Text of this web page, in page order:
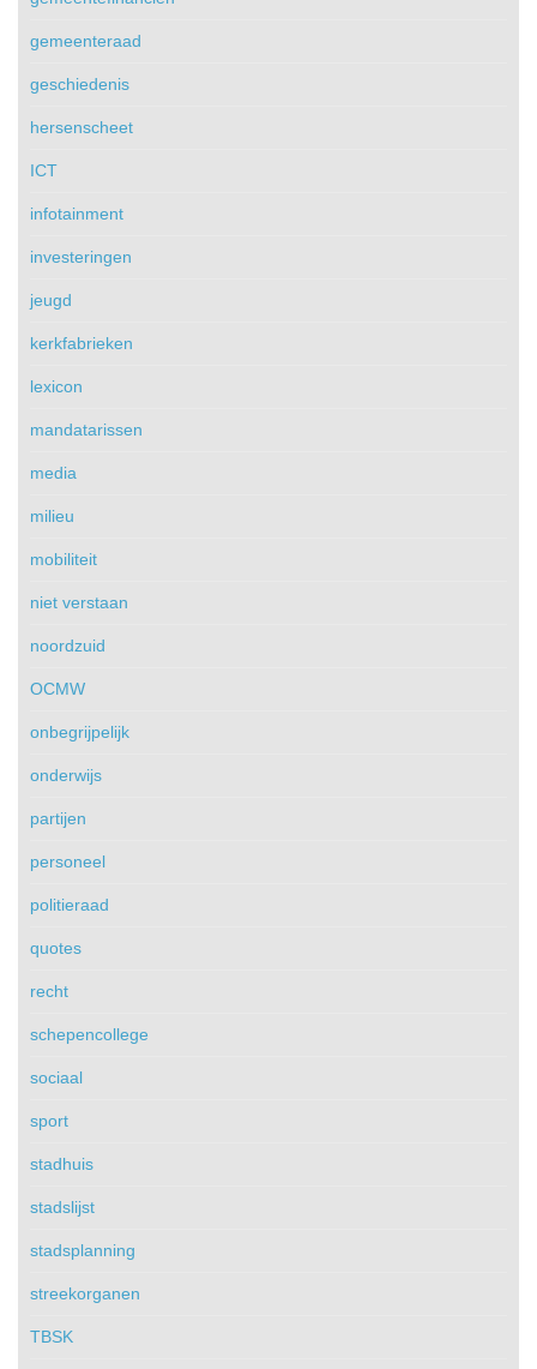
gemeenteraad
geschiedenis
hersenscheet
ICT
infotainment
investeringen
jeugd
kerkfabrieken
lexicon
mandatarissen
media
milieu
mobiliteit
niet verstaan
noordzuid
OCMW
onbegrijpelijk
onderwijs
partijen
personeel
politieraad
quotes
recht
schepencollege
sociaal
sport
stadhuis
stadslijst
stadsplanning
streekorganen
TBSK